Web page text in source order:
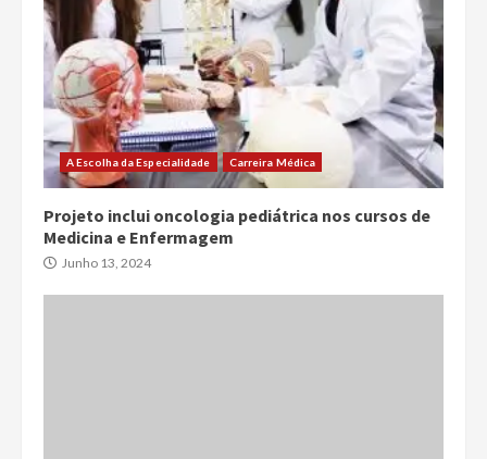
A Escolha da Especialidade Carreira Médica
Projeto inclui oncologia pediátrica nos cursos de
Medicina e Enfermagem
Junho 13, 2024